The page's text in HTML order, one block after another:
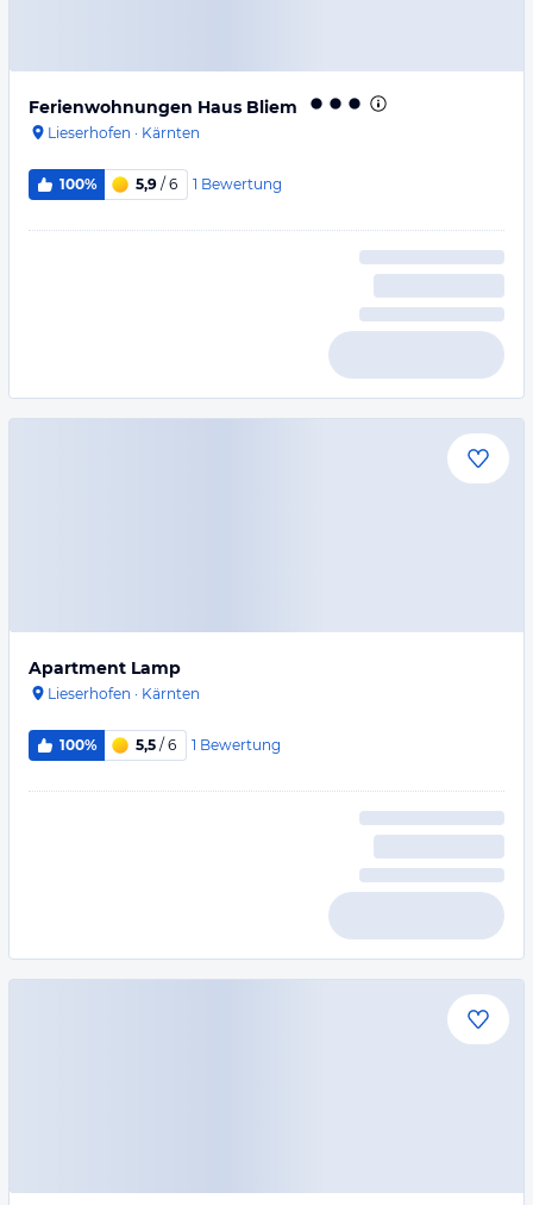
Ferienwohnungen Haus Bliem
Lieserhofen · Kärnten
100% 5,9 / 6 1 Bewertung
Apartment Lamp
Lieserhofen · Kärnten
100% 5,5 / 6 1 Bewertung